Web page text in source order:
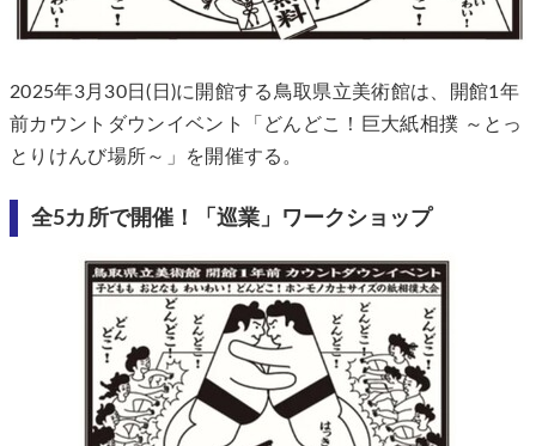
2025年3月30日(日)に開館する鳥取県立美術館は、開館1年
前カウントダウンイベント「どんどこ！巨大紙相撲 ～とっ
とりけんび場所～」を開催する。
全5カ所で開催！「巡業」ワークショップ